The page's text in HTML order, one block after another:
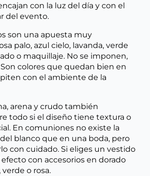
con la luz del día y con el
del evento.
son una apuesta muy
palo, azul cielo, lavanda, verde
o maquillaje. No se imponen,
colores que quedan bien en
con el ambiente de la
arena y crudo también
todo si el diseño tiene textura o
En comuniones no existe la
blanco que en una boda, pero
con cuidado. Si eliges un vestido
con accesorios en dorado
o rosa.